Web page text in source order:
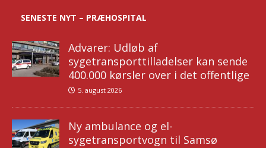
SENESTE NYT – PRÆHOSPITAL
Advarer: Udløb af
sygetransporttilladelser kan sende
400.000 kørsler over i det offentlige
5. august 2026
Ny ambulance og el-
sygetransportvogn til Samsø